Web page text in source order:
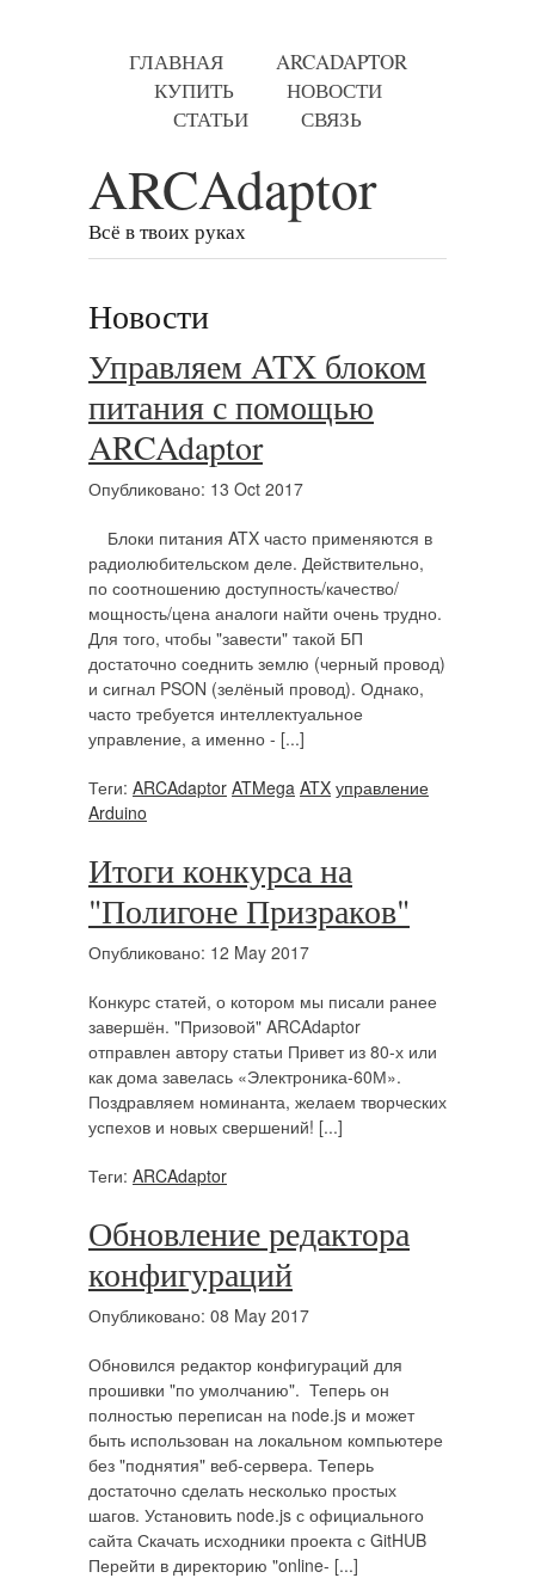
ГЛАВНАЯ
ARCADAPTOR
КУПИТЬ
НОВОСТИ
СТАТЬИ
СВЯЗЬ
ARCAdaptor
Всё в твоих руках
Новости
Управляем ATX блоком
питания с помощью
ARCAdaptor
Опубликовано: 13 Oct 2017
Блоки питания ATX часто применяются в
радиолюбительском деле. Действительно,
по соотношению доступность/качество/
мощность/цена аналоги найти очень трудно.
Для того, чтобы "завести" такой БП
достаточно соеднить землю (черный провод)
и сигнал PSON (зелёный провод). Однако,
часто требуется интеллектуальное
управление, а именно - [...]
Теги: ARCAdaptor ATMega ATX управление
Arduino
Итоги конкурса на
"Полигоне Призраков"
Опубликовано: 12 May 2017
Конкурс статей, о котором мы писали ранее
завершён. "Призовой" ARCAdaptor
отправлен автору статьи Привет из 80-х или
как дома завелась «Электроника-60М».
Поздравляем номинанта, желаем творческих
успехов и новых свершений! [...]
Теги: ARCAdaptor
Обновление редактора
конфигураций
Опубликовано: 08 May 2017
Обновился редактор конфигураций для
прошивки "по умолчанию". Теперь он
полностью переписан на node.js и может
быть использован на локальном компьютере
без "поднятия" веб-сервера. Теперь
достаточно сделать несколько простых
шагов. Установить node.js с официального
сайта Скачать исходники проекта с GitHUB
Перейти в директорию "online- [...]